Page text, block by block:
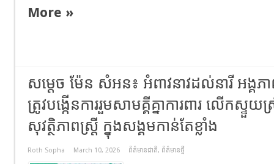
More »
សម្តេច ម៉ែន សំអន៖ អំពាវនាវដល់នារី អង្គ
ត្រូវបង្កើនការរួមសាមគ្គីគ្នាការពារ លើកស្ទួយ
សុវត្ថិភាពស្រ្ដី ក្នុងសង្គមកាន់តែខ្លាំង
Roth Sopha March 10, 2026 ព័ត៌មានជាតិ, ព័ត៌មានថ្មី